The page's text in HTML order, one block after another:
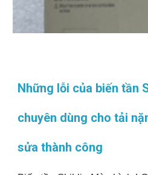
Những lỗi của biến tần
chuyên dùng cho tải
sửa thành công